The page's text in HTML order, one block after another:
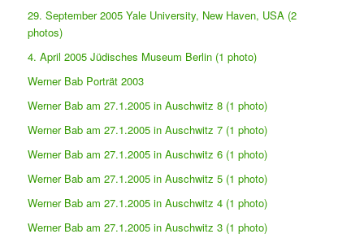
29. September 2005 Yale University, New Haven, USA (2
photos)
4. April 2005 Jüdisches Museum Berlin (1 photo)
Werner Bab Porträt 2003
Werner Bab am 27.1.2005 in Auschwitz 8 (1 photo)
Werner Bab am 27.1.2005 in Auschwitz 7 (1 photo)
Werner Bab am 27.1.2005 in Auschwitz 6 (1 photo)
Werner Bab am 27.1.2005 in Auschwitz 5 (1 photo)
Werner Bab am 27.1.2005 in Auschwitz 4 (1 photo)
Werner Bab am 27.1.2005 in Auschwitz 3 (1 photo)